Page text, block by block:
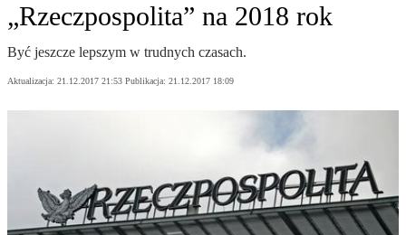
„Rzeczpospolita” na 2018 rok
Być jeszcze lepszym w trudnych czasach.
Aktualizacja: 21.12.2017 21:53 Publikacja: 21.12.2017 18:09